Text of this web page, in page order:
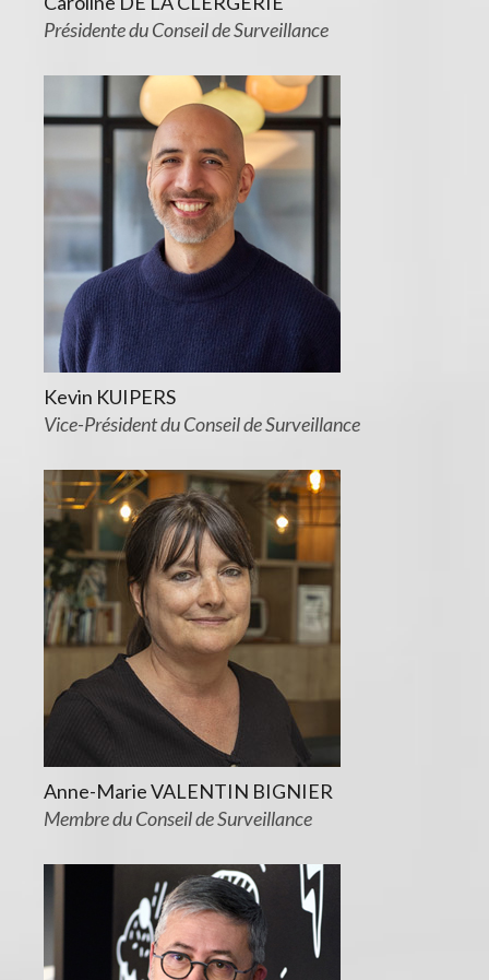
Présidente du Conseil de Surveillance
Kevin KUIPERS
Vice-Président du Conseil de Surveillance
Anne-Marie VALENTIN BIGNIER
Membre du Conseil de Surveillance